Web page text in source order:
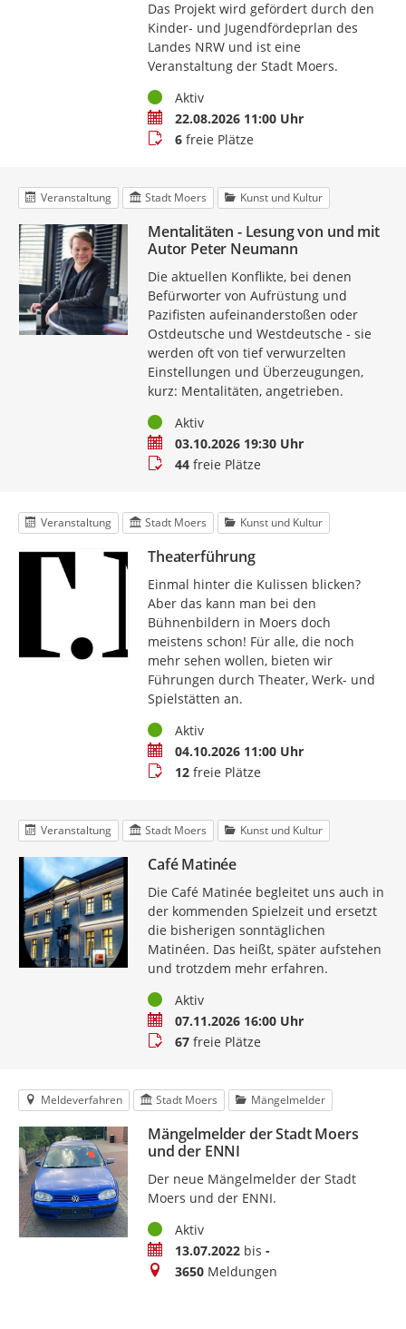
Das Projekt wird gefördert durch den
Kinder- und Jugendfördeprlan des
Landes NRW und ist eine
Veranstaltung der Stadt Moers.
StatusAktiv
Termin22.08.2026 11:00 Uhr
Buchungsstatus
6freie Plätze
Veranstaltung Stadt Moers Kunst und Kultur
Mentalitäten - Lesung von und mit
Autor Peter Neumann
Die aktuellen Konflikte, bei denen
Befürworter von Aufrüstung und
Pazifisten aufeinanderstoßen oder
Ostdeutsche und Westdeutsche - sie
werden oft von tief verwurzelten
Einstellungen und Überzeugungen,
kurz: Mentalitäten, angetrieben.
StatusAktiv
Termin03.10.2026 19:30 Uhr
Buchungsstatus
44freie Plätze
Veranstaltung Stadt Moers Kunst und Kultur
Theaterführung
Einmal hinter die Kulissen blicken?
Aber das kann man bei den
Bühnenbildern in Moers doch
meistens schon! Für alle, die noch
mehr sehen wollen, bieten wir
Führungen durch Theater, Werk- und
Spielstätten an.
StatusAktiv
Termin04.10.2026 11:00 Uhr
Buchungsstatus
12freie Plätze
Veranstaltung Stadt Moers Kunst und Kultur
Café Matinée
Die Café Matinée begleitet uns auch in
der kommenden Spielzeit und ersetzt
die bisherigen sonntäglichen
Matinéen. Das heißt, später aufstehen
und trotzdem mehr erfahren.
StatusAktiv
Termin07.11.2026 16:00 Uhr
Buchungsstatus
67freie Plätze
Meldeverfahren Stadt Moers Mängelmelder
Mängelmelder der Stadt Moers
und der ENNI
Der neue Mängelmelder der Stadt
Moers und der ENNI.
StatusAktiv
Zeitraum13.07.2022bis -
Meldungen
3650Meldungen